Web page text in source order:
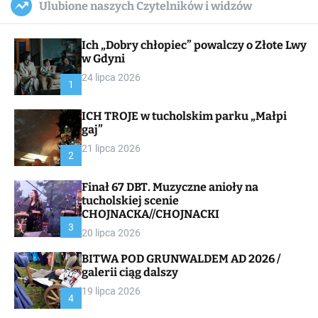
c
a
a
s
W
i
e
l
c
Ulubione naszych Czytelników i widzów
1
Ich „Dobry chłopiec” powalczy o Złote Lwy
w Gdyni
24 lipca 2026
2
ICH TROJE w tucholskim parku „Małpi
gaj”
21 lipca 2026
3
Finał 67 DBT. Muzyczne anioły na
tucholskiej scenie
CHOJNACKA//CHOJNACKI
20 lipca 2026
4
BITWA POD GRUNWALDEM AD 2026 /
galerii ciąg dalszy
19 lipca 2026